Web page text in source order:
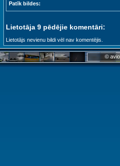
Patīk bildes:
Lietotāja 9 pēdējie komentāri:
Lietotājs nevienu bildi vēl nav komentējis.
©